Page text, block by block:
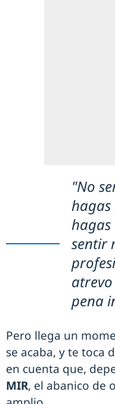
"No
hagas
hagas
sentir
pena
Pero llega un
se acaba, y te toca
en cuenta que,
MIR, el abanico de